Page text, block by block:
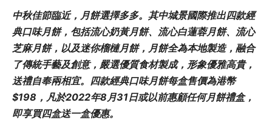
中秋佳節臨近，月餅選擇多多。其中城景國際推出四款經
典口味月餅，包括流心奶黃月餅、流心白蓮蓉月餅、流心
芝麻月餅，以及迷你榴槤月餅，月餅全為本地製造，融合
了傳統手藝及創意，嚴選優質食材製成，形象優雅高貴，
送禮自奉兩相宜。四款經典口味月餅每盒售價為港幣
$198，凡於2022年8月31日或以前惠顧任何月餅禮盒，
即享買四盒送一盒優惠。